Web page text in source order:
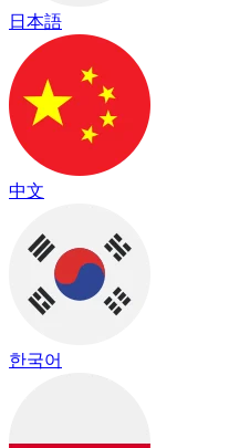
日本語
中文
한국어